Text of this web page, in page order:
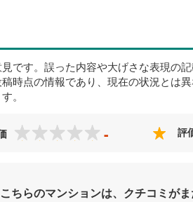
です。誤った内容や大げさな表現の
時点の情報であり、現在の状況とは
。
- 評
こちらのマンションは、クチコミがま